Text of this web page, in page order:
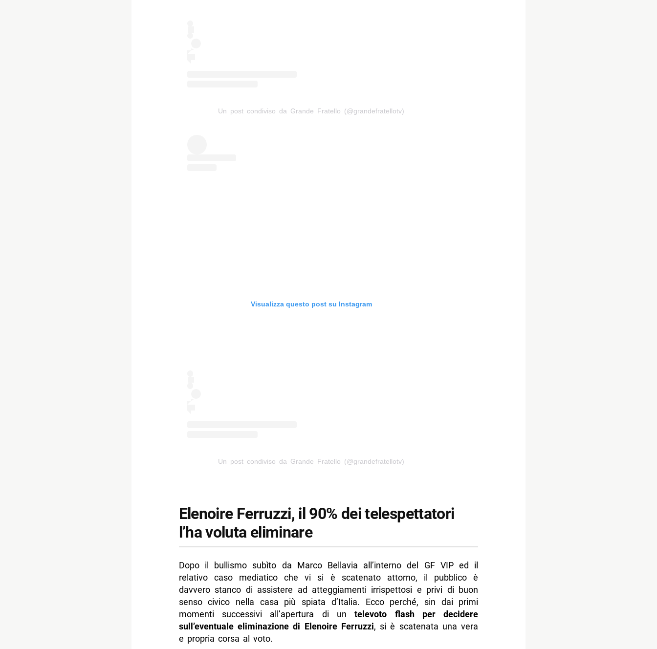
Un post condiviso da Grande Fratello (@grandefratellotv)
Visualizza questo post su Instagram
Un post condiviso da Grande Fratello (@grandefratellotv)
Elenoire Ferruzzi, il 90% dei telespettatori
l’ha voluta eliminare
Dopo il bullismo subìto da Marco Bellavia all’interno del GF VIP ed il
relativo caso mediatico che vi si è scatenato attorno, il pubblico è
davvero stanco di assistere ad atteggiamenti irrispettosi e privi di buon
senso civico nella casa più spiata d’Italia. Ecco perché, sin dai primi
momenti successivi all’apertura di untelevoto flash per decidere
sull’eventuale eliminazione di Elenoire Ferruzzi, si è scatenata una vera
e propria corsa al voto.